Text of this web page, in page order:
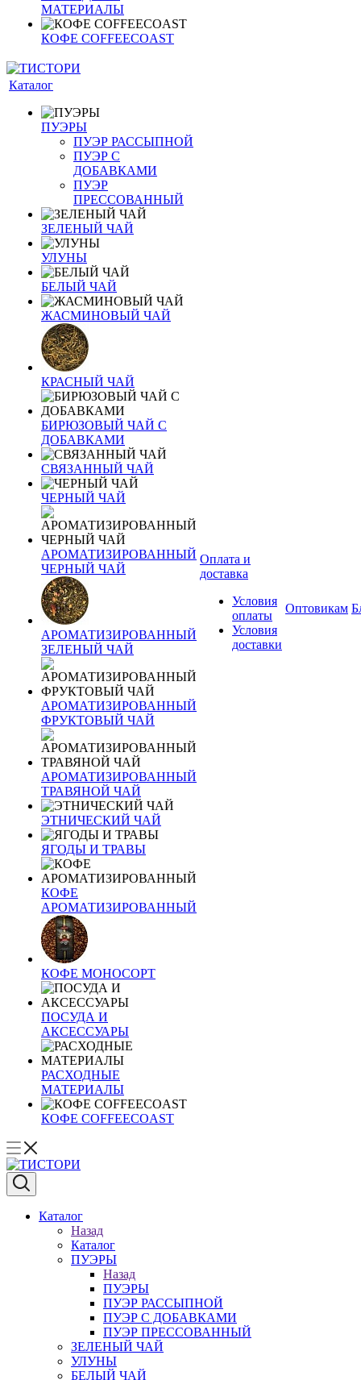
МАТЕРИАЛЫ
КОФЕ COFFEECOAST
Каталог
ПУЭРЫ
ПУЭР РАССЫПНОЙ
ПУЭР С
ДОБАВКАМИ
ПУЭР
ПРЕССОВАННЫЙ
ЗЕЛЕНЫЙ ЧАЙ
УЛУНЫ
БЕЛЫЙ ЧАЙ
ЖАСМИНОВЫЙ ЧАЙ
КРАСНЫЙ ЧАЙ
БИРЮЗОВЫЙ ЧАЙ С
ДОБАВКАМИ
СВЯЗАННЫЙ ЧАЙ
ЧЕРНЫЙ ЧАЙ
АРОМАТИЗИРОВАННЫЙ
ЧЕРНЫЙ ЧАЙ
АРОМАТИЗИРОВАННЫЙ
ЗЕЛЕНЫЙ ЧАЙ
АРОМАТИЗИРОВАННЫЙ
ФРУКТОВЫЙ ЧАЙ
АРОМАТИЗИРОВАННЫЙ
ТРАВЯНОЙ ЧАЙ
ЭТНИЧЕСКИЙ ЧАЙ
ЯГОДЫ И ТРАВЫ
КОФЕ
АРОМАТИЗИРОВАННЫЙ
КОФЕ МОНОСОРТ
ПОСУДА И
АКСЕССУАРЫ
РАСХОДНЫЕ
МАТЕРИАЛЫ
КОФЕ COFFEECOAST
Оплата и
доставка
Условия
оплаты
Условия
доставки
Оптовикам
Каталог
Назад
Каталог
ПУЭРЫ
Назад
ПУЭРЫ
ПУЭР РАССЫПНОЙ
ПУЭР С ДОБАВКАМИ
ПУЭР ПРЕССОВАННЫЙ
ЗЕЛЕНЫЙ ЧАЙ
УЛУНЫ
БЕЛЫЙ ЧАЙ